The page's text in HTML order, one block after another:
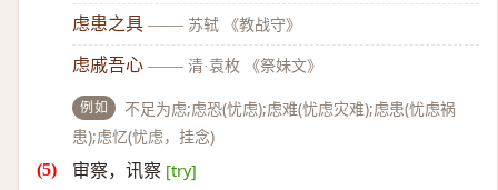
虑患之具 —— 苏轼 《教战守》
虑戚吾心 —— 清·袁枚 《祭妹文》
例如
不足为虑;虑恐(忧虑);虑难(忧虑灾难);虑患(忧虑祸
患);虑忆(忧虑，挂念)
审察，讯察 [try]